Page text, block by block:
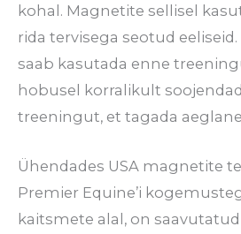
kohal. Magnetite sellisel
rida tervisega seotud
saab kasutada enne
hobusel korralikult
treeningut, et tagada
Ühendades USA magnetite
Premier Equine’i
kaitsmete alal, on